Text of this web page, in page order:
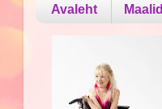
Avaleht Maalid